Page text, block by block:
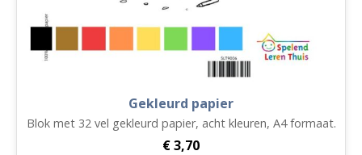
Gekleurd papier
Blok met 32 vel gekleurd papier, acht kleuren, A4 formaat.
€3,70